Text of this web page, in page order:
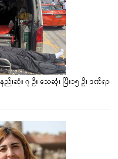
းဆုံး ၇ ဦး သေဆုံး ပြီး၁၅ ဦး ဒဏ်ရာ